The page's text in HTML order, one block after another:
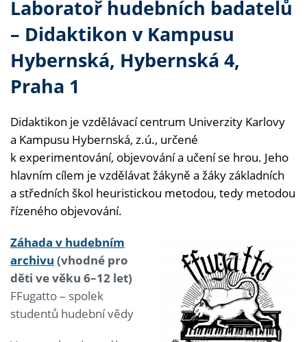
Laboratoř hudebních badatelů
– Didaktikon v Kampusu
Hybernská, Hybernská 4,
Praha 1
Didaktikon je vzdělávací centrum Univerzity Karlovy
a Kampusu Hybernská, z.ú., určené
k experimentování, objevování a učení se hrou. Jeho
hlavním cílem je vzdělávat žákyně a žáky základních
a středních škol heuristickou metodou, tedy metodou
řízeného objevování.
Záhada v hudebním
archivu (vhodné pro
děti ve věku 6–12 let)
FFugatto – spolek
studentů hudební vědy